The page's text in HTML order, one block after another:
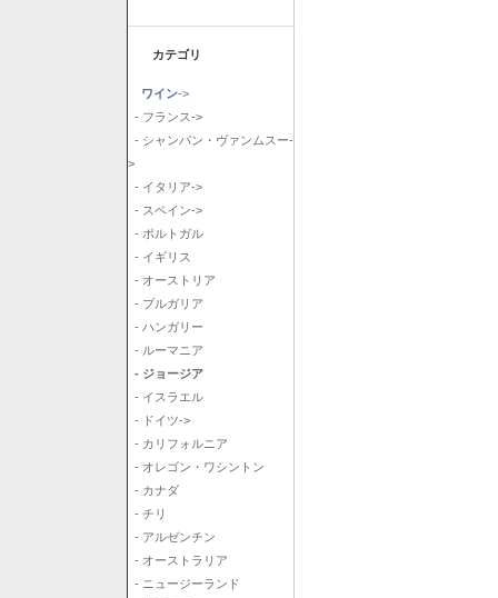
カテゴリ
ワイン->
- フランス->
- シャンパン・ヴァンムスー-
>
- イタリア->
- スペイン->
- ポルトガル
- イギリス
- オーストリア
- ブルガリア
- ハンガリー
- ルーマニア
- ジョージア
- イスラエル
- ドイツ->
- カリフォルニア
- オレゴン・ワシントン
- カナダ
- チリ
- アルゼンチン
- オーストラリア
- ニュージーランド